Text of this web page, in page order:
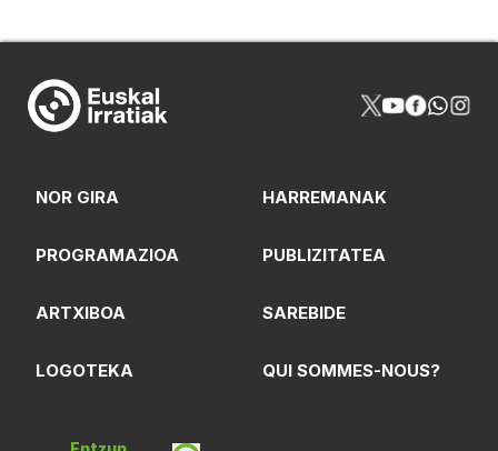
NOR GIRA HARREMANAK
PROGRAMAZIOA PUBLIZITATEA
ARTXIBOA SAREBIDE
LOGOTEKA QUI SOMMES-NOUS?